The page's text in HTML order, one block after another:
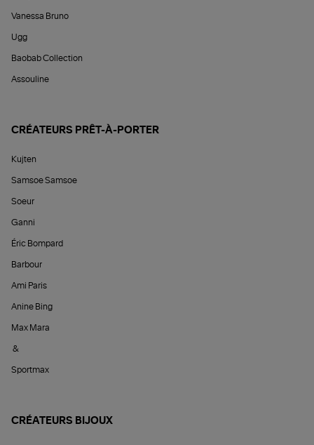
Vanessa Bruno
Ugg
Baobab Collection
Assouline
CRÉATEURS PRÊT-À-PORTER
Kujten
Samsoe Samsoe
Soeur
Ganni
Éric Bompard
Barbour
Ami Paris
Anine Bing
Max Mara
&
Sportmax
CRÉATEURS BIJOUX